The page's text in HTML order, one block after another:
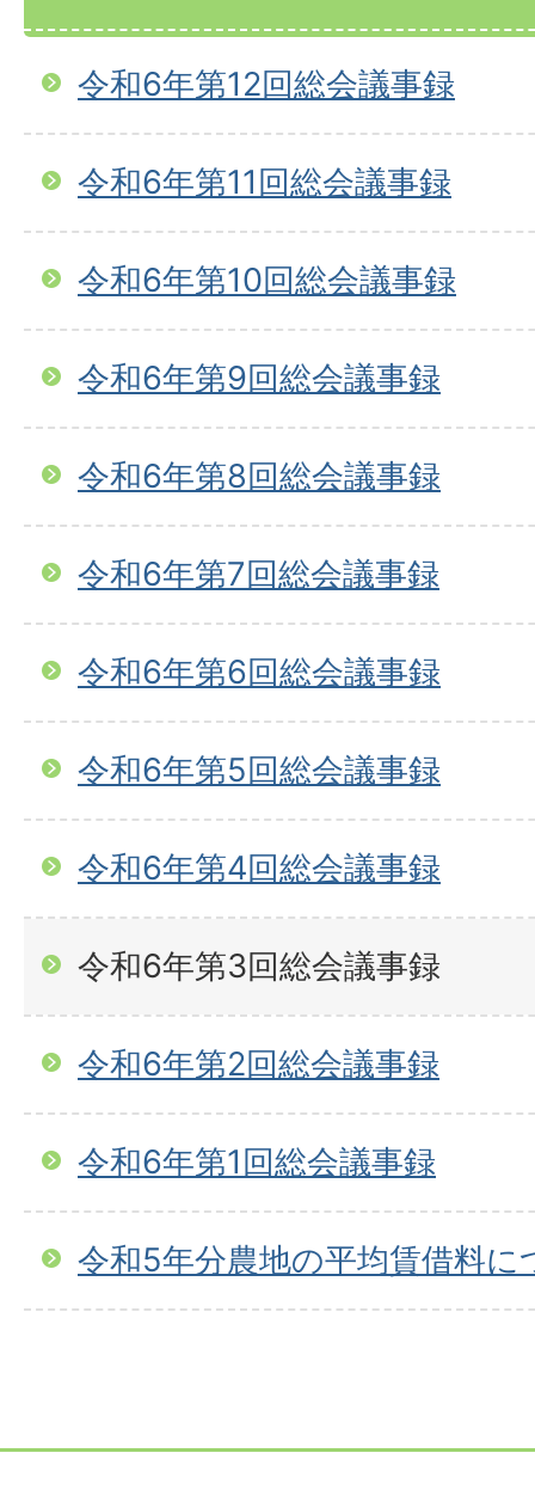
令和6年第12回総会議事録
令和6年第11回総会議事録
令和6年第10回総会議事録
令和6年第9回総会議事録
令和6年第8回総会議事録
令和6年第7回総会議事録
令和6年第6回総会議事録
令和6年第5回総会議事録
令和6年第4回総会議事録
令和6年第3回総会議事録
令和6年第2回総会議事録
令和6年第1回総会議事録
令和5年分農地の平均賃借料